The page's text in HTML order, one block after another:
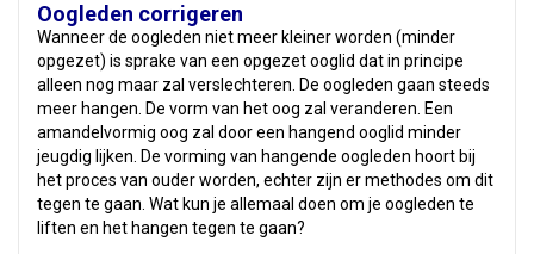
Oogleden corrigeren
Wanneer de oogleden niet meer kleiner worden (minder
opgezet) is sprake van een opgezet ooglid dat in principe
alleen nog maar zal verslechteren. De oogleden gaan steeds
meer hangen. De vorm van het oog zal veranderen. Een
amandelvormig oog zal door een hangend ooglid minder
jeugdig lijken. De vorming van hangende oogleden hoort bij
het proces van ouder worden, echter zijn er methodes om dit
tegen te gaan. Wat kun je allemaal doen om je oogleden te
liften en het hangen tegen te gaan?